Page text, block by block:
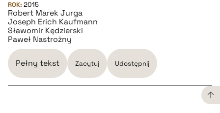
ROK: 2015
Robert Marek Jurga
Joseph Erich Kaufmann
Sławomir Kędzierski
Paweł Nastrożny
Pełny tekst Zacytuj Udostępnij